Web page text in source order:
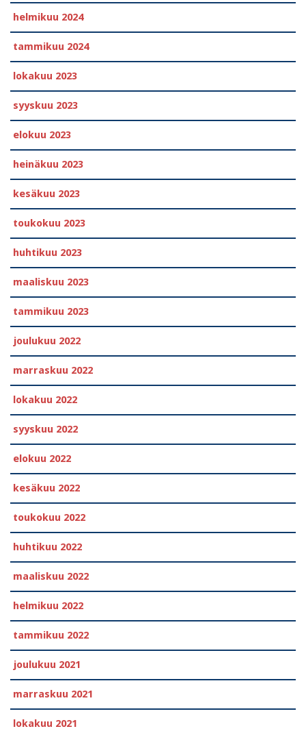
helmikuu 2024
tammikuu 2024
lokakuu 2023
syyskuu 2023
elokuu 2023
heinäkuu 2023
kesäkuu 2023
toukokuu 2023
huhtikuu 2023
maaliskuu 2023
tammikuu 2023
joulukuu 2022
marraskuu 2022
lokakuu 2022
syyskuu 2022
elokuu 2022
kesäkuu 2022
toukokuu 2022
huhtikuu 2022
maaliskuu 2022
helmikuu 2022
tammikuu 2022
joulukuu 2021
marraskuu 2021
lokakuu 2021